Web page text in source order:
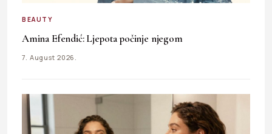
BEAUTY
Amina Efendić: Ljepota počinje njegom
7. August 2026.